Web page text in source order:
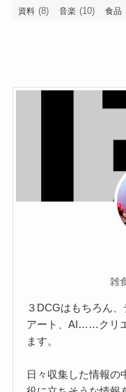
資料 (8) 音楽 (10) 食品
雑
３DCGはもちろん
アート、AI……クリ
ます。
日々収集した情報の